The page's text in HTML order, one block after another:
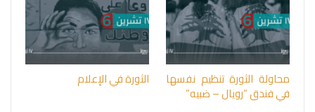
محاولة الثورة تنظيم نفسها
في فندق “رويال – ضبيه”
الثورة في الإعلام